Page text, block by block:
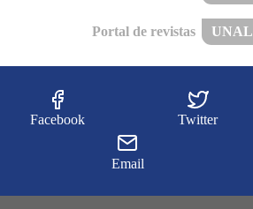
Portal de revistas UNAL
Facebook Twitter
Email